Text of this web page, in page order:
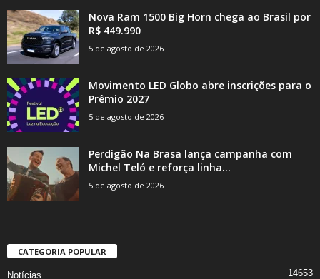
Nova Ram 1500 Big Horn chega ao Brasil por
R$ 449.990
5 de agosto de 2026
Movimento LED Globo abre inscrições para o
Prêmio 2027
5 de agosto de 2026
Perdigão Na Brasa lança campanha com
Michel Teló e reforça linha...
5 de agosto de 2026
CATEGORIA POPULAR
Notícias 14653